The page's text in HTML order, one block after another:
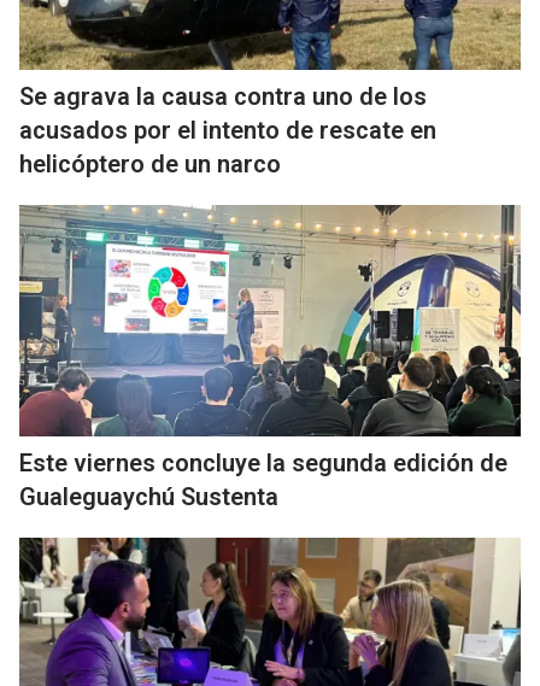
Se agrava la causa contra uno de los
acusados por el intento de rescate en
helicóptero de un narco
Este viernes concluye la segunda edición de
Gualeguaychú Sustenta